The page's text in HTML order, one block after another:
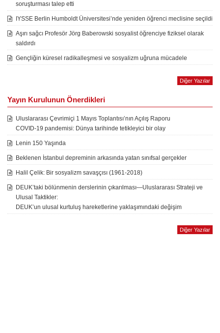
soruşturması talep etti
IYSSE Berlin Humboldt Üniversitesi’nde yeniden öğrenci meclisine seçildi
Aşırı sağcı Profesör Jörg Baberowski sosyalist öğrenciye fiziksel olarak
saldırdı
Gençliğin küresel radikalleşmesi ve sosyalizm uğruna mücadele
Diğer Yazılar
Yayın Kurulunun Önerdikleri
Uluslararası Çevrimiçi 1 Mayıs Toplantısı’nın Açılış Raporu
COVID-19 pandemisi: Dünya tarihinde tetikleyici bir olay
Lenin 150 Yaşında
Beklenen İstanbul depreminin arkasında yatan sınıfsal gerçekler
Halil Çelik: Bir sosyalizm savaşçısı (1961-2018)
DEUK’taki bölünmenin derslerinin çıkarılması—Uluslararası Strateji ve
Ulusal Taktikler:
DEUK’un ulusal kurtuluş hareketlerine yaklaşımındaki değişim
Diğer Yazılar